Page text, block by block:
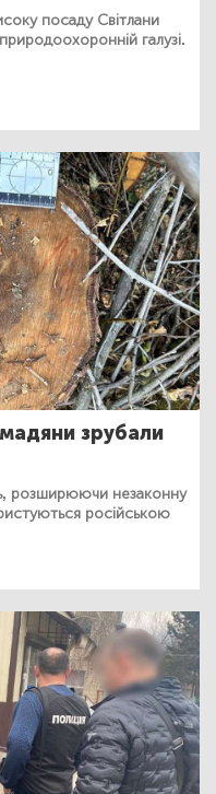
посаду Світлани
галузі.
зрубали
розширюючи незаконну
російською